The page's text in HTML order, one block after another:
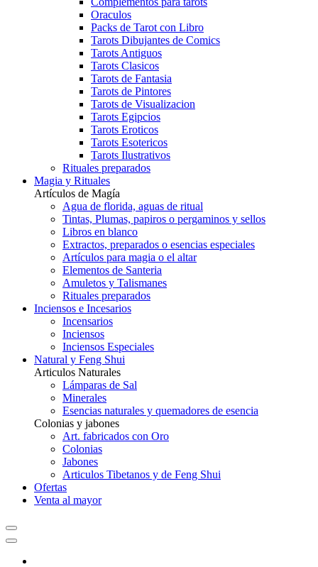
Oraculos
Packs de Tarot con Libro
Tarots Dibujantes de Comics
Tarots Antiguos
Tarots Clasicos
Tarots de Fantasia
Tarots de Pintores
Tarots de Visualizacion
Tarots Egipcios
Tarots Eroticos
Tarots Esotericos
Tarots Ilustrativos
Rituales preparados
Magia y Rituales
Artículos de Magía
Agua de florida, aguas de ritual
Tintas, Plumas, papiros o pergaminos y sellos
Libros en blanco
Extractos, preparados o esencias especiales
Artículos para magia o el altar
Elementos de Santeria
Amuletos y Talismanes
Rituales preparados
Inciensos e Incesarios
Incensarios
Inciensos
Inciensos Especiales
Natural y Feng Shui
Articulos Naturales
Lámparas de Sal
Minerales
Esencias naturales y quemadores de esencia
Colonias y jabones
Art. fabricados con Oro
Colonias
Jabones
Articulos Tibetanos y de Feng Shui
Ofertas
Venta al mayor